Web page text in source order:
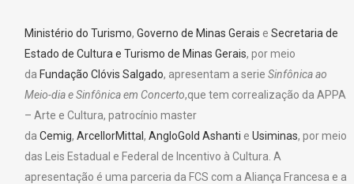
Ministério do Turismo, Governo de Minas Gerais e Secretaria de
Estado de Cultura e Turismo de Minas Gerais, por meio
da Fundação Clóvis Salgado, apresentam a serie Sinfônica ao
Meio-dia e Sinfônica em Concerto,que tem correalização da APPA
– Arte e Cultura, patrocínio master
da Cemig, ArcellorMittal , AngloGold Ashanti e Usiminas, por meio
das Leis Estadual e Federal de Incentivo à Cultura. A
apresentação é uma parceria da FCS com a Aliança Francesa e a